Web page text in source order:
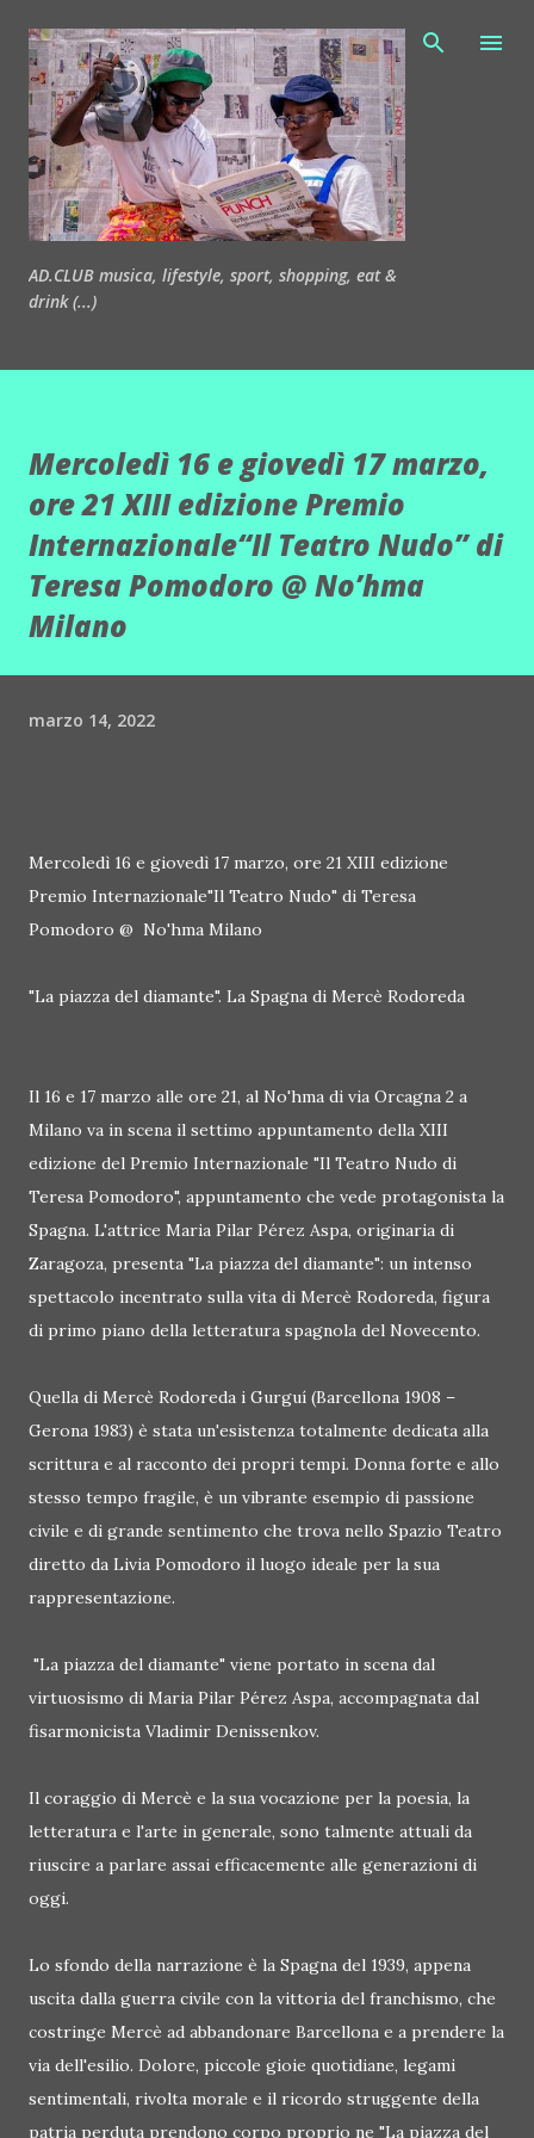
Passa ai contenuti principali
AD.CLUB musica, lifestyle, sport, shopping, eat &
drink (...)
Mercoledì 16 e giovedì 17 marzo,
ore 21 XIII edizione Premio
Internazionale“Il Teatro Nudo” di
Teresa Pomodoro @ No’hma
Milano
marzo 14, 2022
Mercoledì 16 e giovedì 17 marzo, ore 21 XIII edizione
Premio Internazionale"Il Teatro Nudo" di Teresa
Pomodoro @ No'hma Milano
"La piazza del diamante". La Spagna di Mercè Rodoreda
Il 16 e 17 marzo alle ore 21, al No'hma di via Orcagna 2 a
Milano va in scena il settimo appuntamento della XIII
edizione del Premio Internazionale "Il Teatro Nudo di
Teresa Pomodoro", appuntamento che vede protagonista la
Spagna. L'attrice Maria Pilar Pérez Aspa, originaria di
Zaragoza, presenta "La piazza del diamante": un intenso
spettacolo incentrato sulla vita di Mercè Rodoreda, figura
di primo piano della letteratura spagnola del Novecento.
Quella di Mercè Rodoreda i Gurguí (Barcellona 1908 –
Gerona 1983) è stata un'esistenza totalmente dedicata alla
scrittura e al racconto dei propri tempi. Donna forte e allo
stesso tempo fragile, è un vibrante esempio di passione
civile e di grande sentimento che trova nello Spazio Teatro
diretto da Livia Pomodoro il luogo ideale per la sua
rappresentazione.
"La piazza del diamante" viene portato in scena dal
virtuosismo di Maria Pilar Pérez Aspa, accompagnata dal
fisarmonicista Vladimir Denissenkov.
Il coraggio di Mercè e la sua vocazione per la poesia, la
letteratura e l'arte in generale, sono talmente attuali da
riuscire a parlare assai efficacemente alle generazioni di
oggi.
Lo sfondo della narrazione è la Spagna del 1939, appena
uscita dalla guerra civile con la vittoria del franchismo, che
costringe Mercè ad abbandonare Barcellona e a prendere la
via dell'esilio. Dolore, piccole gioie quotidiane, legami
sentimentali, rivolta morale e il ricordo struggente della
patria perduta prendono corpo proprio ne "La piazza del